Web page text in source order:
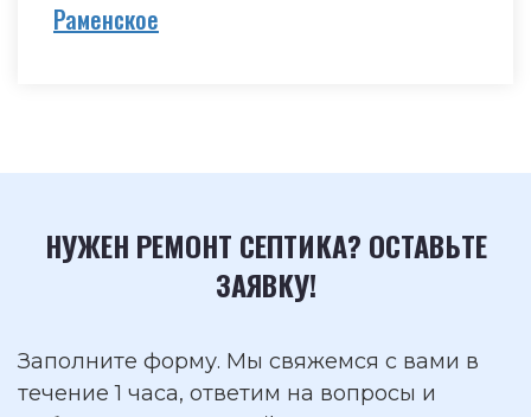
Раменское
НУЖЕН РЕМОНТ СЕПТИКА? ОСТАВЬТЕ
ЗАЯВКУ!
Заполните форму. Мы свяжемся с вами в
течение 1 часа, ответим на вопросы и